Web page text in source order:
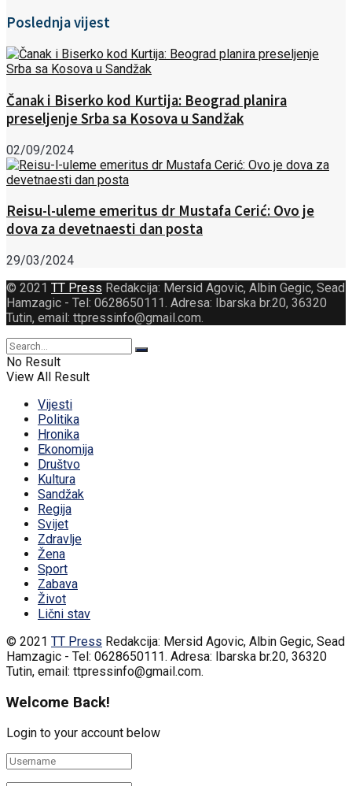
Poslednja vijest
Čanak i Biserko kod Kurtija: Beograd planira
preseljenje Srba sa Kosova u Sandžak
02/09/2024
Reisu-l-uleme emeritus dr Mustafa Cerić: Ovo je
dova za devetnaesti dan posta
29/03/2024
© 2021 TT Press Redakcija: Mersid Agovic, Albin Gegic, Sead
Hamzagic - Tel: 0628650111. Adresa: Ibarska br.20, 36320
Tutin, email: ttpressinfo@gmail.com.
No Result
View All Result
Vijesti
Politika
Hronika
Ekonomija
Društvo
Kultura
Sandžak
Regija
Svijet
Zdravlje
Žena
Sport
Zabava
Život
Lični stav
© 2021 TT Press Redakcija: Mersid Agovic, Albin Gegic, Sead
Hamzagic - Tel: 0628650111. Adresa: Ibarska br.20, 36320
Tutin, email: ttpressinfo@gmail.com.
Welcome Back!
Login to your account below